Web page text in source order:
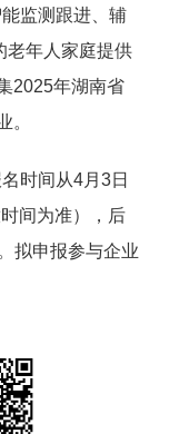
监测跟进、辅
老年人家庭提供
2025年湖南省
。
时间从4月3日
间为准），后
拟申报参与企业